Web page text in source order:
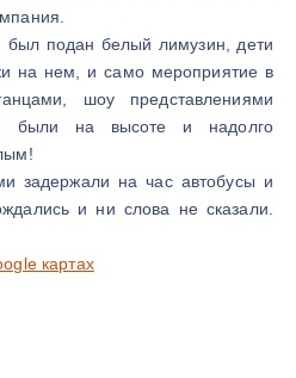
был подан белый лимузин, дети
на нем, и само мероприятие в
шоу представлениями
были на высоте и надолго
задержали на час автобусы и
и ни слова не сказали.
картах